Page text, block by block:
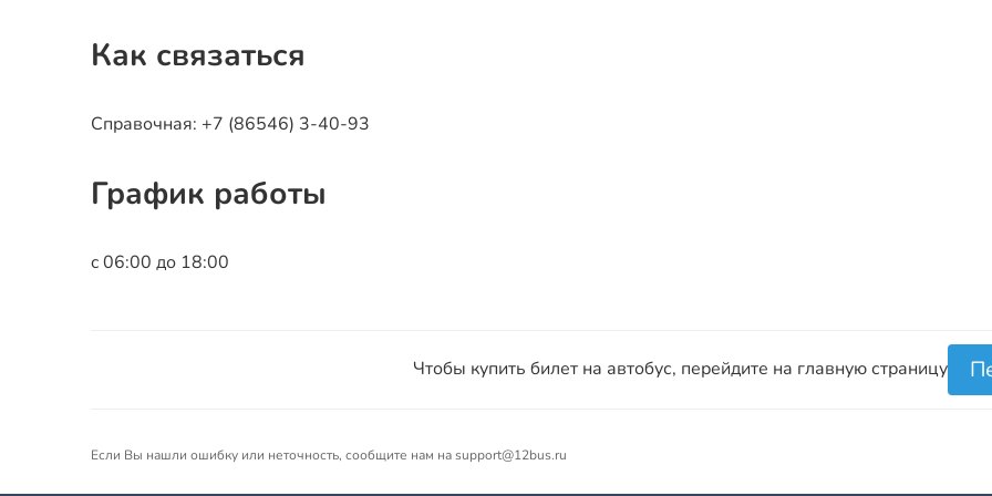
Как связаться
Справочная: +7 (86546) 3-40-93
График работы
c 06:00 до 18:00
Чтобы купить билет на автобус, перейдите на главную страницу
Если Вы нашли ошибку или неточность, сообщите нам на support@12bus.ru